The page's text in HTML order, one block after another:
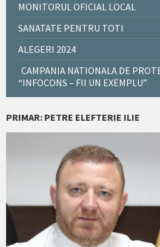
MONITORUL OFICIAL LOCAL
SANATATE PENTRU TOTI
ALEGERI 2024
CAMPANIA NATIONALA DE
“INFOCONS – FII UN EXEMPLU”
PRIMAR: PETRE ELEFTERIE ILIE